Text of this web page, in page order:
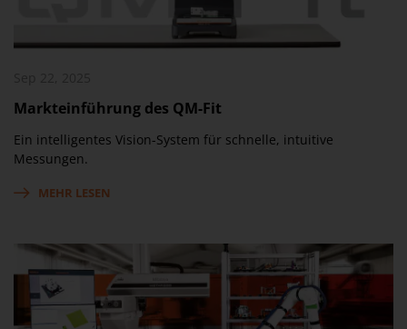
Markteinführung des QM-Fit
Ein intelligentes Vision-System für schnelle, intuitive
Messungen.
MEHR LESEN